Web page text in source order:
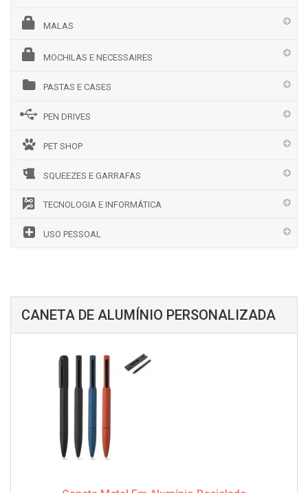
MALAS
MOCHILAS E NECESSAIRES
PASTAS E CASES
PEN DRIVES
PET SHOP
SQUEEZES E GARRAFAS
TECNOLOGIA E INFORMÁTICA
USO PESSOAL
CANETA DE ALUMÍNIO PERSONALIZADA